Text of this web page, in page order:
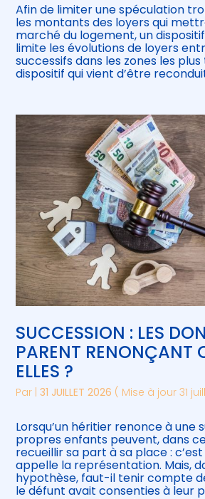
Afin de limiter une spéculation
les montants des loyers qui
marché du logement, un
limite les évolutions de loyers
successifs dans les zones les plus
dispositif qui vient d’être
SUCCESSION : LES
PARENT RENONÇANT
ELLES ?
Par |31 JUILLET 2026 ( Mise à jour 31
Lorsqu’un héritier renonce à une
propres enfants peuvent, dans
recueillir sa part à sa place : c’est
appelle la représentation. Mais,
hypothèse, faut-il tenir compte
le défunt avait consenties à leur